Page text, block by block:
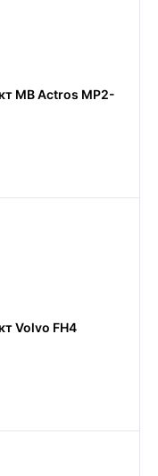
MB Actros MP2-
Volvo FH4